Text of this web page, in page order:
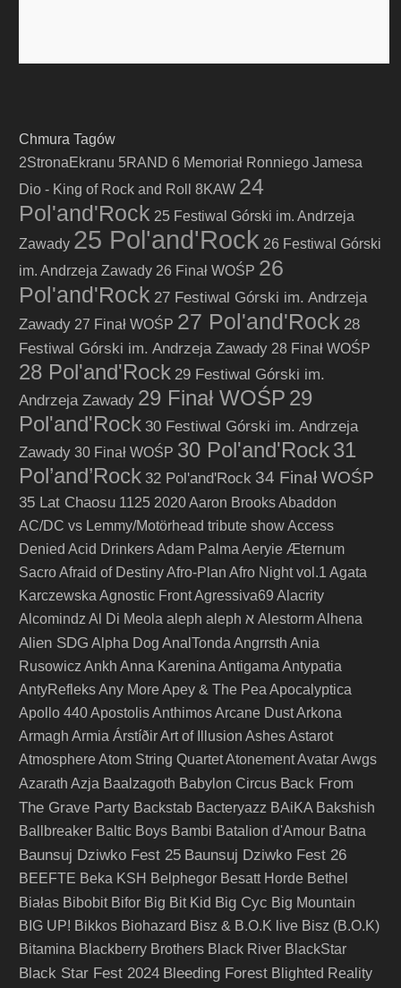
Chmura Tagów
2StronaEkranu 5RAND 6 Memoriał Ronniego Jamesa
Dio - King of Rock and Roll
8KAW 24
Pol'and'Rock 25 Festiwal Górski im. Andrzeja
Zawady 25 Pol'and'Rock 26 Festiwal Górski
im. Andrzeja Zawady 26 Finał WOŚP 26
Pol'and'Rock 27 Festiwal Górski im. Andrzeja
Zawady 27 Finał WOŚP 27 Pol'and'Rock 28
Festiwal Górski im. Andrzeja Zawady 28 Finał WOŚP
28 Pol'and'Rock 29 Festiwal Górski im.
Andrzeja Zawady 29 Finał WOŚP 29
Pol'and'Rock 30 Festiwal Górski im. Andrzeja
Zawady 30 Finał WOŚP 30 Pol'and'Rock31
Pol’and’Rock 32 Pol'and'Rock 34 Finał WOŚP
35 Lat Chaosu 1125 2020Aaron BrooksAbaddon
AC/DC vs Lemmy/Motörhead tribute showAccess
Denied Acid DrinkersAdam Palma Aeryie Æternum
SacroAfraid of DestinyAfro-Plan Afro Night vol.1 Agata
Karczewska Agnostic FrontAgressiva69 Alacrity
Alcomindz Al Di Meola aleph aleph א AlestormAlhena
Alien SDG Alpha Dog AnalTonda Angrrsth Ania
Rusowicz Ankh Anna Karenina Antigama Antypatia
AntyRefleksAny MoreApey & The Pea Apocalyptica
Apollo 440Apostolis AnthimosArcane DustArkona
Armagh Armia ÁrstíðirArt of Illusion AshesAstarot
AtmosphereAtom String QuartetAtonementAvatarAwgs
Azarath Azja Baalzagoth Babylon Circus Back From
The Grave Party Backstab Bacteryazz BAiKA Bakshish
Ballbreaker Baltic Boys Bambi Batalion d'Amour Batna
Baunsuj Dziwko Fest 25 Baunsuj Dziwko Fest 26
BEEFTE Beka KSH Belphegor Besatt Horde Bethel
Białas Bibobit Bifor Big Bit Kid Big Cyc Big Mountain
BIG UP! Bikkos Biohazard Bisz & B.O.K live Bisz (B.O.K)
Bitamina Blackberry Brothers Black River BlackStar
Black Star Fest 2024 Bleeding Forest Blighted Reality